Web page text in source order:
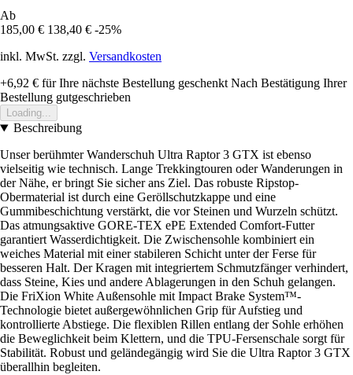
Ab
185,00 € 138,40 € -25%
inkl. MwSt. zzgl. Versandkosten
+6,92 € für Ihre nächste Bestellung geschenkt Nach Bestätigung Ihrer
Bestellung gutgeschrieben
Loading...
Beschreibung
Unser berühmter Wanderschuh Ultra Raptor 3 GTX ist ebenso
vielseitig wie technisch. Lange Trekkingtouren oder Wanderungen in
der Nähe, er bringt Sie sicher ans Ziel. Das robuste Ripstop-
Obermaterial ist durch eine Geröllschutzkappe und eine
Gummibeschichtung verstärkt, die vor Steinen und Wurzeln schützt.
Das atmungsaktive GORE-TEX ePE Extended Comfort-Futter
garantiert Wasserdichtigkeit. Die Zwischensohle kombiniert ein
weiches Material mit einer stabileren Schicht unter der Ferse für
besseren Halt. Der Kragen mit integriertem Schmutzfänger verhindert,
dass Steine, Kies und andere Ablagerungen in den Schuh gelangen.
Die FriXion White Außensohle mit Impact Brake System™-
Technologie bietet außergewöhnlichen Grip für Aufstieg und
kontrollierte Abstiege. Die flexiblen Rillen entlang der Sohle erhöhen
die Beweglichkeit beim Klettern, und die TPU-Fersenschale sorgt für
Stabilität. Robust und geländegängig wird Sie die Ultra Raptor 3 GTX
überallhin begleiten.